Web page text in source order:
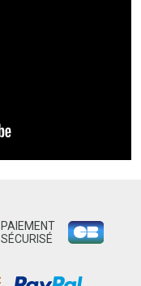
PAIEMENT
SÉCURISÉ